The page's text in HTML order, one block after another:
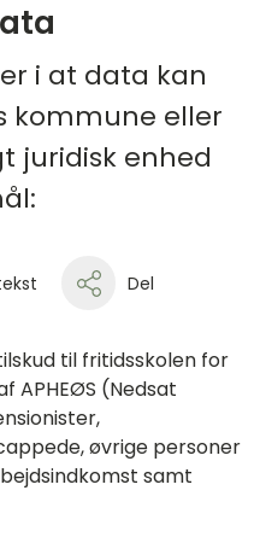
i at data kan
kommune eller
juridisk enhed
Del
til fritidsskolen for
APHEØS (Nedsat
øvrige personer
samt